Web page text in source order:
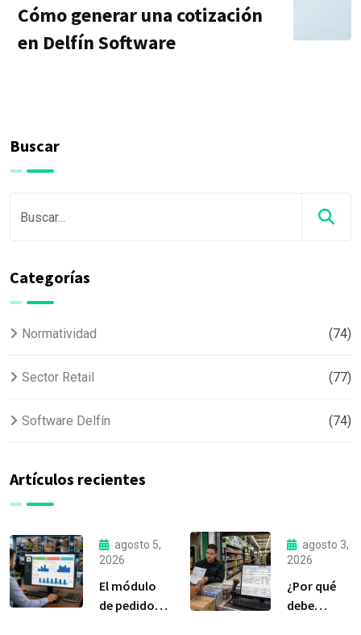
Cómo generar una cotización
en Delfín Software
Buscar
Categorías
Normatividad (74)
Sector Retail (77)
Software Delfín (74)
Artículos recientes
agosto 5,
2026
El módulo
de pedidos:
agosto 3,
2026
¿Por qué
debe